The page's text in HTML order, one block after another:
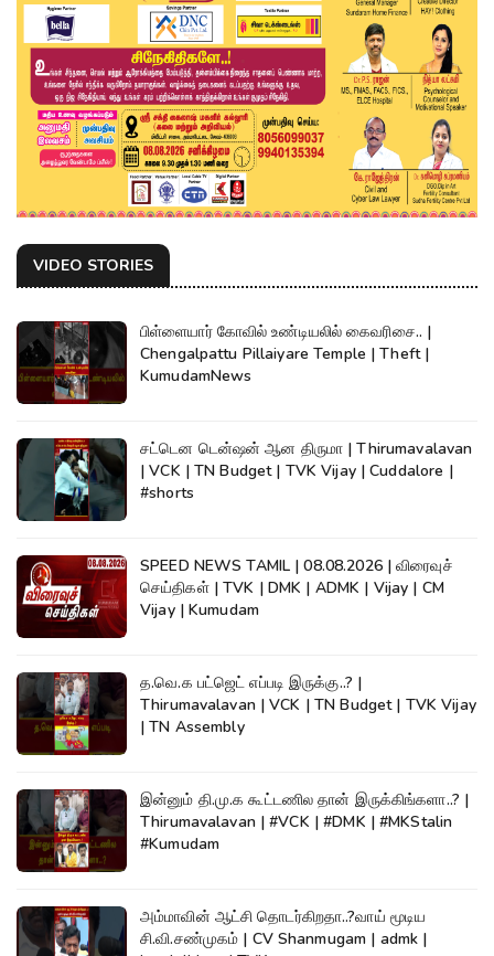
VIDEO STORIES
பிள்ளையார் கோவில் உண்டியலில் கைவரிசை.. |
Chengalpattu Pillaiyare Temple | Theft |
KumudamNews
சட்டென டென்ஷன் ஆன திருமா | Thirumavalavan
| VCK | TN Budget | TVK Vijay | Cuddalore |
#shorts
SPEED NEWS TAMIL | 08.08.2026 | விரைவுச்
செய்திகள் | TVK | DMK | ADMK | Vijay | CM
Vijay | Kumudam
த.வெ.க பட்ஜெட் எப்படி இருக்கு..? |
Thirumavalavan | VCK | TN Budget | TVK Vijay
| TN Assembly
இன்னும் தி.மு.க கூட்டணில தான் இருக்கிங்களா..? |
Thirumavalavan | #VCK | #DMK | #MKStalin
#Kumudam
அம்மாவின் ஆட்சி தொடர்கிறதா..?வாய் மூடிய
சி.வி.சண்முகம் | CV Shanmugam | admk |